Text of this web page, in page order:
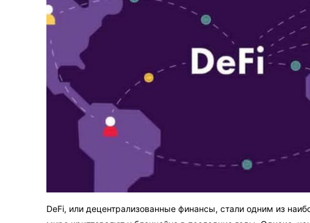
DeFi, или децентрализованные финансы, стали одним из